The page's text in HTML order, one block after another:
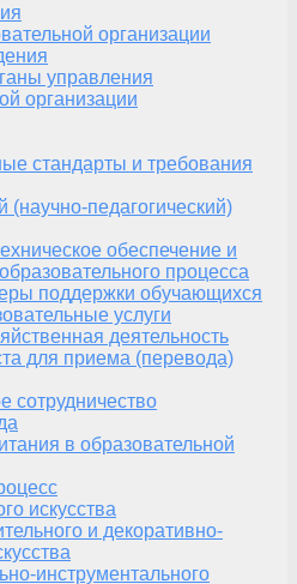
организации
управления
организации
стандарты и требования
(научно-педагогический)
обеспечение и
процесса
поддержки обучающихся
услуги
деятельность
для приема (перевода)
сотрудничество
в образовательной
искусства
и декоративно-
инструментального